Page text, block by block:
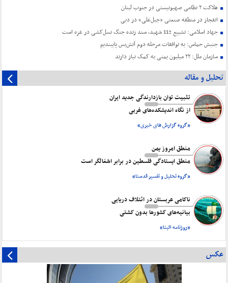
هلاکت ۲ نظامی صهیونیستی در جنوب لبنان
انفجار در منطقه صنعتی «جبل‌علی» در دبی
جهاد اسلامی: تشییع 112 شهید، سند زنده جنگ نسل‌کشی در غزه است
جنبش حماس: به توافقات مرحله دوم آتش‌بس پایبندیم
سازمان ملل: ۲۲ میلیون یمنی به کمک نیاز دارند
تحلیل و مقاله
تثبیت توان بازدارندگی جدید ایران
از نگاه اندیشکده‌های غربی
«گروه گزارش های خبری»
منطق امروز یمن
منطق ایستادگی فلسطین در برابر اشغالگر است
«گروه تحلیل و تفسیر قدسنا»
ناکامی عربستان در ائتلاف دریایی
بیانیه‌های کشورها بدون کشتی
«روزنامه البنا»
عکس